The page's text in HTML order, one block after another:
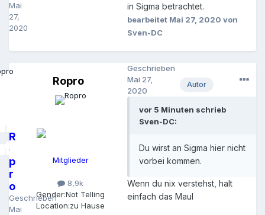
Mai
27,
2020
in Sigma betrachtet.
bearbeitet Mai 27, 2020 von
Sven-DC
R
o
p
r
o
Geschrieben
Mai
Ropro
Mitglieder
8,9k
Gender:Not Telling
Location:zu Hause
Autor
Geschrieben
Mai 27,
2020
vor 5 Minuten schrieb
Sven-DC:
Du wirst an Sigma hier nicht
vorbei kommen.
Wenn du nix verstehst, halt
einfach das Maul